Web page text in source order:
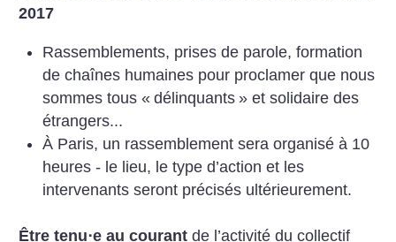
2017
Rassemblements, prises de parole, formation
de chaînes humaines pour proclamer que nous
sommes tous « délinquants » et solidaire des
étrangers...
À Paris, un rassemblement sera organisé à 10
heures - le lieu, le type d’action et les
intervenants seront précisés ultérieurement.
Être tenu⋅e au courantde l’activité du collectif